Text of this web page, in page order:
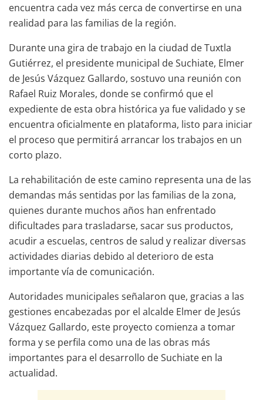
encuentra cada vez más cerca de convertirse en una
realidad para las familias de la región.
Durante una gira de trabajo en la ciudad de Tuxtla
Gutiérrez, el presidente municipal de Suchiate, Elmer
de Jesús Vázquez Gallardo, sostuvo una reunión con
Rafael Ruiz Morales, donde se confirmó que el
expediente de esta obra histórica ya fue validado y se
encuentra oficialmente en plataforma, listo para iniciar
el proceso que permitirá arrancar los trabajos en un
corto plazo.
La rehabilitación de este camino representa una de las
demandas más sentidas por las familias de la zona,
quienes durante muchos años han enfrentado
dificultades para trasladarse, sacar sus productos,
acudir a escuelas, centros de salud y realizar diversas
actividades diarias debido al deterioro de esta
importante vía de comunicación.
Autoridades municipales señalaron que, gracias a las
gestiones encabezadas por el alcalde Elmer de Jesús
Vázquez Gallardo, este proyecto comienza a tomar
forma y se perfila como una de las obras más
importantes para el desarrollo de Suchiate en la
actualidad.